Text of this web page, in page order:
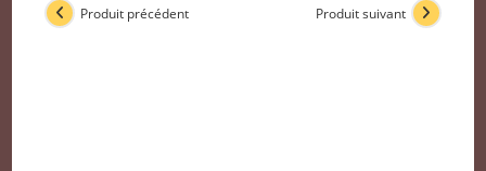
Produit précédent Produit suivant